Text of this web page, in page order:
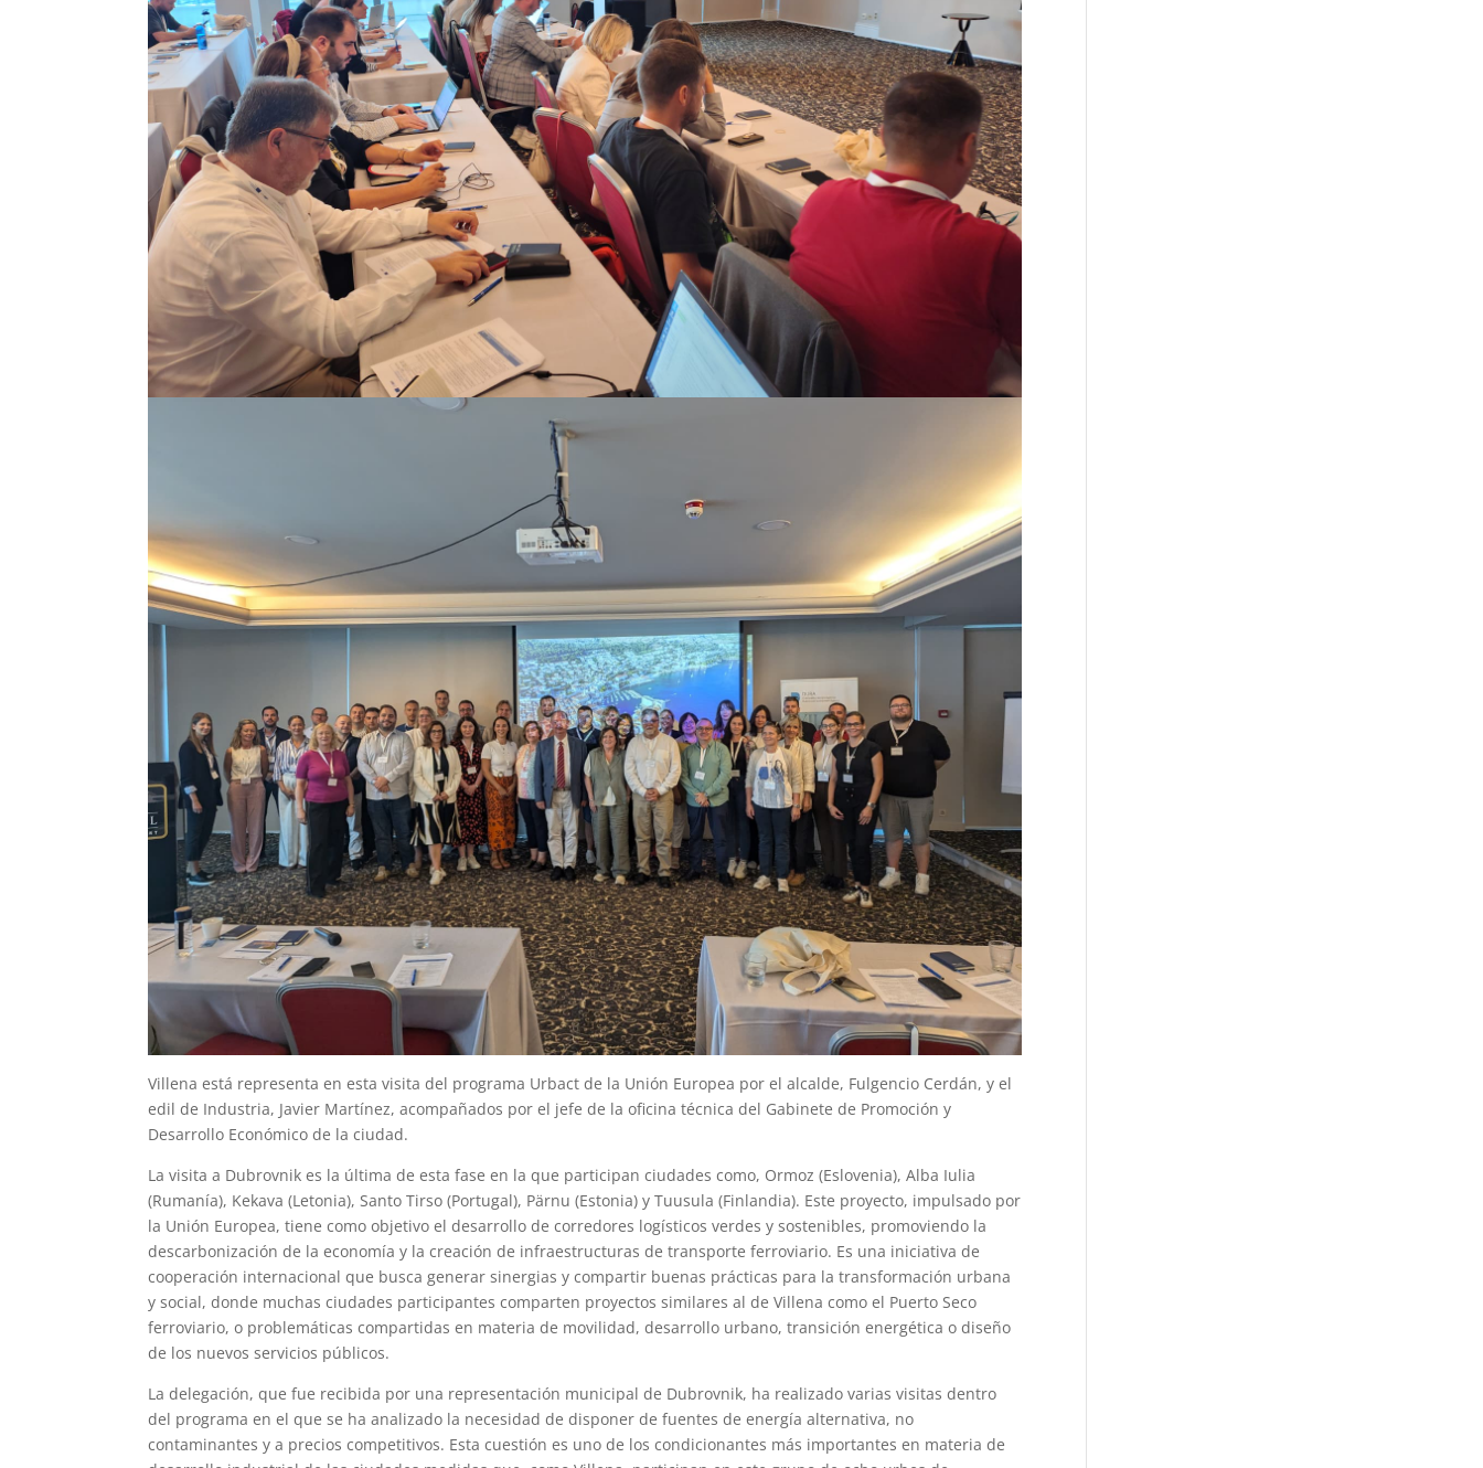
Villena está representa en esta visita del programa Urbact de la Unión Europea por el alcalde, Fulgencio Cerdán, y el
edil de Industria, Javier Martínez, acompañados por el jefe de la oficina técnica del Gabinete de Promoción y
Desarrollo Económico de la ciudad.
La visita a Dubrovnik es la última de esta fase en la que participan ciudades como, Ormoz (Eslovenia), Alba Iulia
(Rumanía), Kekava (Letonia), Santo Tirso (Portugal), Pärnu (Estonia) y Tuusula (Finlandia). Este proyecto, impulsado por
la Unión Europea, tiene como objetivo el desarrollo de corredores logísticos verdes y sostenibles, promoviendo la
descarbonización de la economía y la creación de infraestructuras de transporte ferroviario. Es una iniciativa de
cooperación internacional que busca generar sinergias y compartir buenas prácticas para la transformación urbana
y social, donde muchas ciudades participantes comparten proyectos similares al de Villena como el Puerto Seco
ferroviario, o problemáticas compartidas en materia de movilidad, desarrollo urbano, transición energética o diseño
de los nuevos servicios públicos.
La delegación, que fue recibida por una representación municipal de Dubrovnik, ha realizado varias visitas dentro
del programa en el que se ha analizado la necesidad de disponer de fuentes de energía alternativa, no
contaminantes y a precios competitivos. Esta cuestión es uno de los condicionantes más importantes en materia de